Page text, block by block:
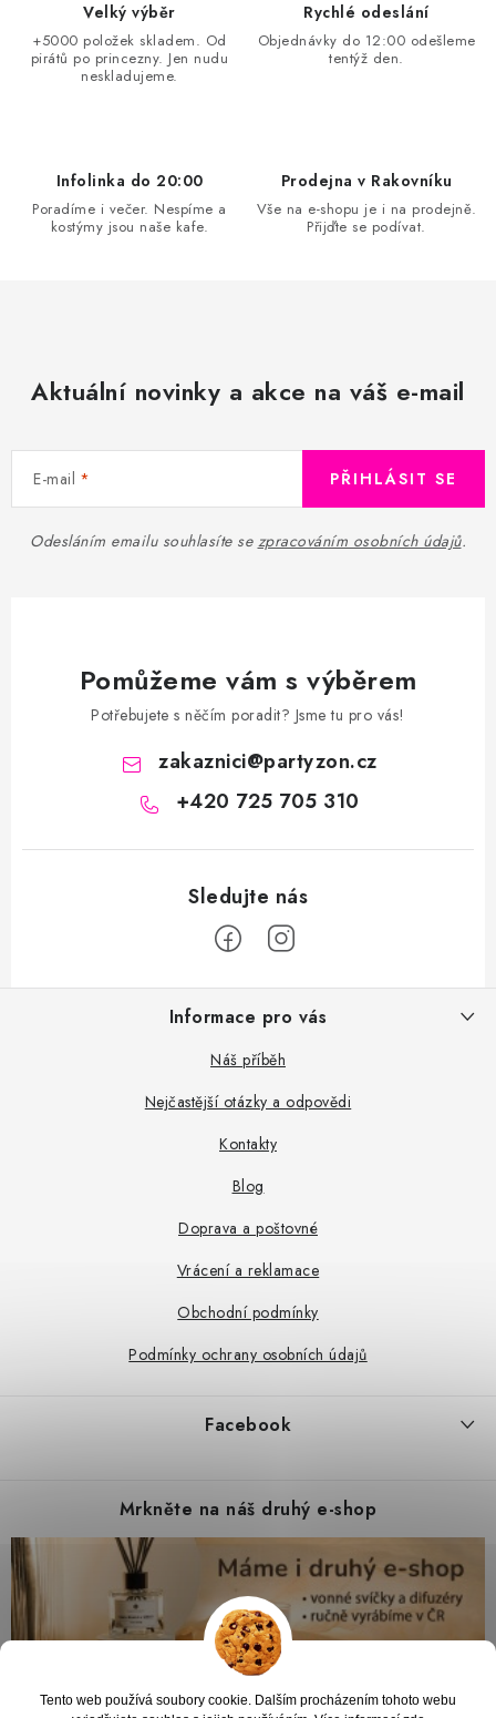
Tento web používá soubory cookie. Dalším procházením tohoto webu
Velký výběr
+5000 položek skladem. Od
pirátů po princezny. Jen nudu
neskladujeme.
Rychlé odeslání
Objednávky do 12:00 odešleme
tentýž den.
Infolinka do 20:00
Poradíme i večer. Nespíme a
kostýmy jsou naše kafe.
Prodejna v Rakovníku
Vše na e-shopu je i na prodejně.
Přijďte se podívat.
Aktuální novinky a akce na váš e-mail
E-mail
Odesláním emailu souhlasíte se zpracováním osobních údajů.
PŘIHLÁSIT SE
Pomůžeme vám s výběrem
Potřebujete s něčím poradit? Jsme tu pro vás!
zakaznici@partyzon.cz
+420 725 705 310
Z
Informace pro vás
Náš příběh
Nejčastější otázky a odpovědi
Kontakty
Blog
Doprava a poštovné
Vrácení a reklamace
Obchodní podmínky
Podmínky ochrany osobních údajů
Facebook
Mrkněte na náš druhý e-shop